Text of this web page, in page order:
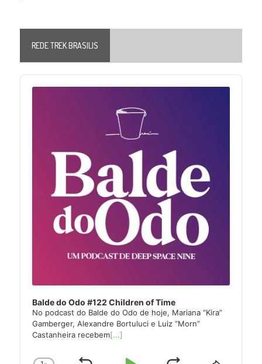
REDE TREK BRASILIS
Audio
Player
Balde do Odo #122 Children of Time
No podcast do Balde do Odo de hoje, Mariana “Kira”
Gamberger, Alexandre Bortuluci e Luiz “Morn”
Castanheira recebem[...]